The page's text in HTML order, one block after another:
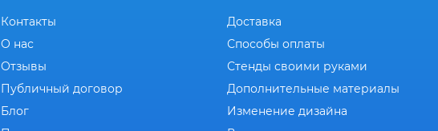
Контакты
О нас
Отзывы
Публичный договор
Блог
Доставка
Способы оплаты
Стенды своими руками
Дополнительные материалы
Изменение дизайна